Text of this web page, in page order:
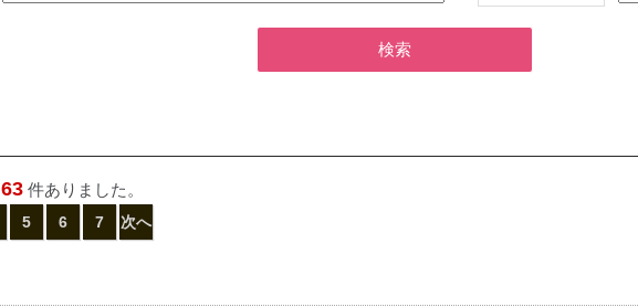
検索
63 件ありました。
5 6 7 次へ